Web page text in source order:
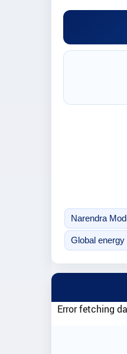
Narendra
Global
Error fetching